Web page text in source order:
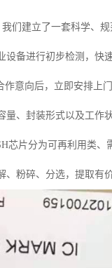
们建立了一套科学、
备进行初步检测，快
意向后，立即安排上
、封装形式以及工作
片分为可再利用类、
粉碎、分选，提取有